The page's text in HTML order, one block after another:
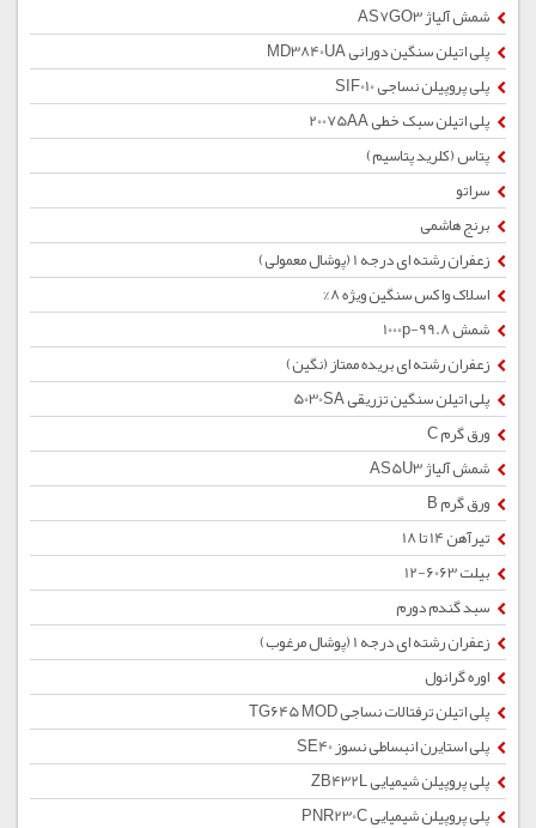
شمش آلیاژ AS7GO3
پلی اتیلن سنگین دورانی MD3840UA
پلی پروپیلن نساجی SIF010
پلی اتیلن سبک خطی 20075AA
پتاس (کلرید پتاسیم)
سراتو
برنج هاشمی
زعفران رشته ای درجه 1 (پوشال معمولی)
اسلاک واکس سنگین ویژه 8%
شمش 1000p-99.8
زعفران رشته ای بریده ممتاز (نگین)
پلی اتیلن سنگین تزریقی 5030SA
ورق گرم C
شمش آلیاژ AS5U3
ورق گرم B
تیرآهن 14 تا 18
بیلت 6063-12
سبد گندم دورم
زعفران رشته ای درجه 1 (پوشال مرغوب)
اوره گرانول
پلی اتیلن ترفتالات نساجی TG645 MOD
پلی استایرن انبساطی نسوز SE40
پلی پروپیلن شیمیایی ZB432L
پلی پروپیلن شیمیایی PNR230C